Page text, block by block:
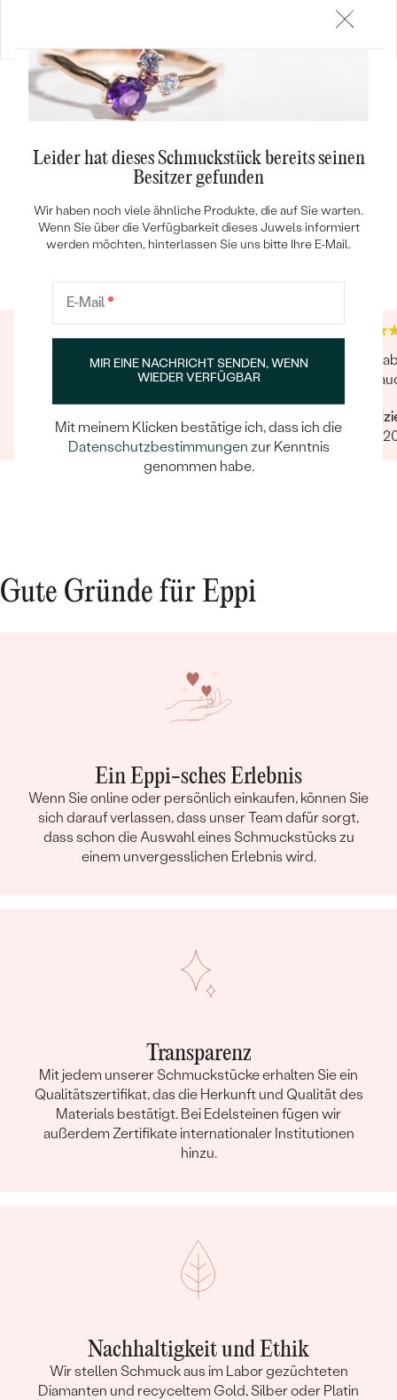
Trusted shop Bewertungen Google Bewertungen
Hat alles super geklappt. Die telef. Betreuung
war ebenfalls sehr gut.
11.10.2021
Die
und
Gute Gründe für Eppi
Ein Eppi-sches Erlebnis
Wenn Sie online oder persönlich einkaufen, können Sie
sich darauf verlassen, dass unser Team dafür sorgt,
dass schon die Auswahl eines Schmuckstücks zu
einem unvergesslichen Erlebnis wird.
Transparenz
Mit jedem unserer Schmuckstücke erhalten Sie ein
Qualitätszertifikat, das die Herkunft und Qualität des
Materials bestätigt. Bei Edelsteinen fügen wir
außerdem Zertifikate internationaler Institutionen
hinzu.
Nachhaltigkeit und Ethik
Wir stellen Schmuck aus im Labor gezüchteten
Diamanten und recyceltem Gold, Silber oder Platin
Leider hat dieses Schmuckstück bereits seinen
Besitzer gefunden
Wir haben noch viele ähnliche Produkte, die auf Sie warten.
Wenn Sie über die Verfügbarkeit dieses Juwels informiert
werden möchten, hinterlassen Sie uns bitte Ihre E-Mail.
E-Mail*
MIR EINE NACHRICHT SENDEN, WENN
WIEDER VERFÜGBAR
Mit meinem Klicken bestätige ich, dass ich die
Datenschutzbestimmungen zur Kenntnis
genommen habe.